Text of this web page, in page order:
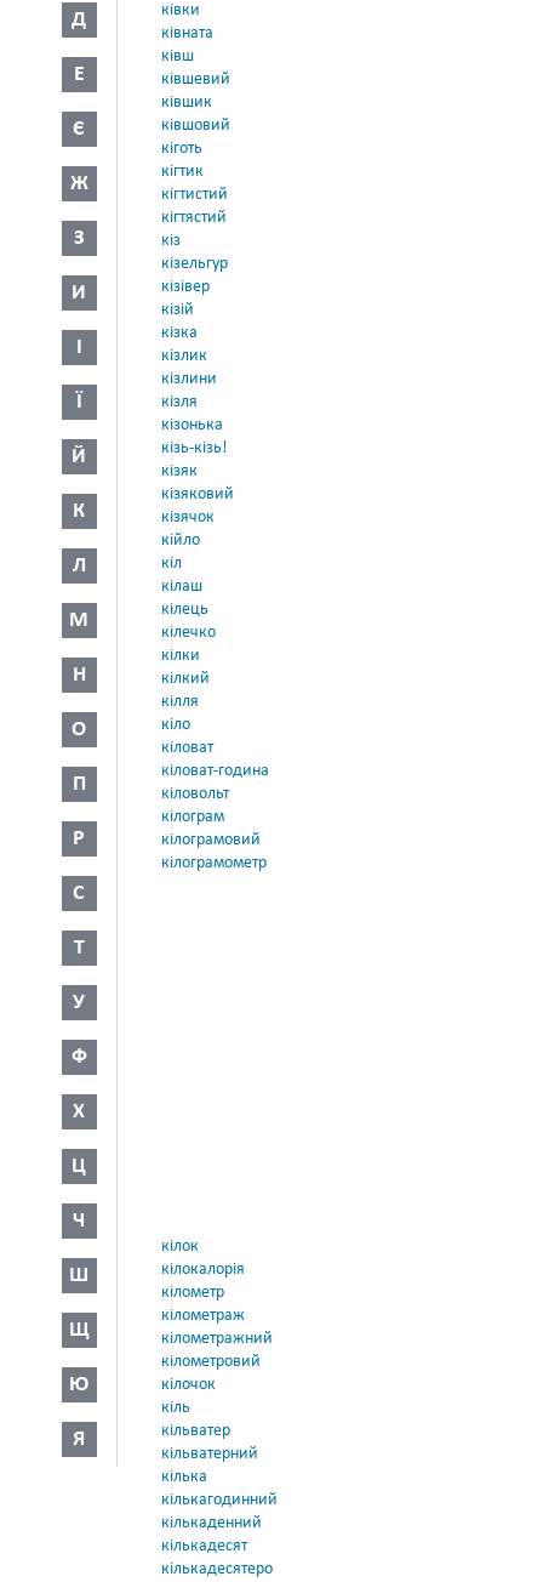
Д
Е
Є
Ж
З
И
І
Ї
Й
К
Л
М
Н
О
П
Р
С
Т
У
Ф
Х
Ц
Ч
Ш
Щ
Ю
Я
ківки
ківната
ківш
ківшевий
ківшик
ківшовий
кіготь
кігтик
кігтистий
кігтястий
кіз
кізельгур
кізівер
кізій
кізка
кізлик
кізлини
кізля
кізонька
кізь-кізь!
кізяк
кізяковий
кізячок
кійло
кіл
кілаш
кілець
кілечко
кілки
кілкий
кілля
кіло
кіловат
кіловат-година
кіловольт
кілограм
кілограмовий
кілограмометр
кілок
кілокалорія
кілометр
кілометраж
кілометражний
кілометровий
кілочок
кіль
кільватер
кільватерний
кілька
кількагодинний
кількаденний
кількадесят
кількадесятеро